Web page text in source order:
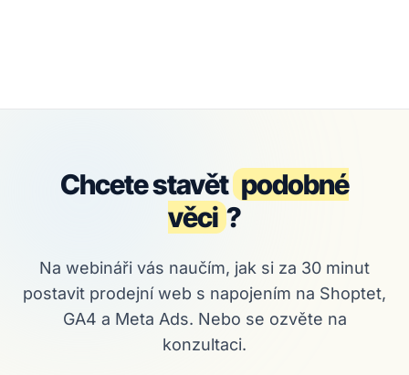
Chcete stavět podobné
věci ?
Na webináři vás naučím, jak si za 30 minut
postavit prodejní web s napojením na Shoptet,
GA4 a Meta Ads. Nebo se ozvěte na
konzultaci.